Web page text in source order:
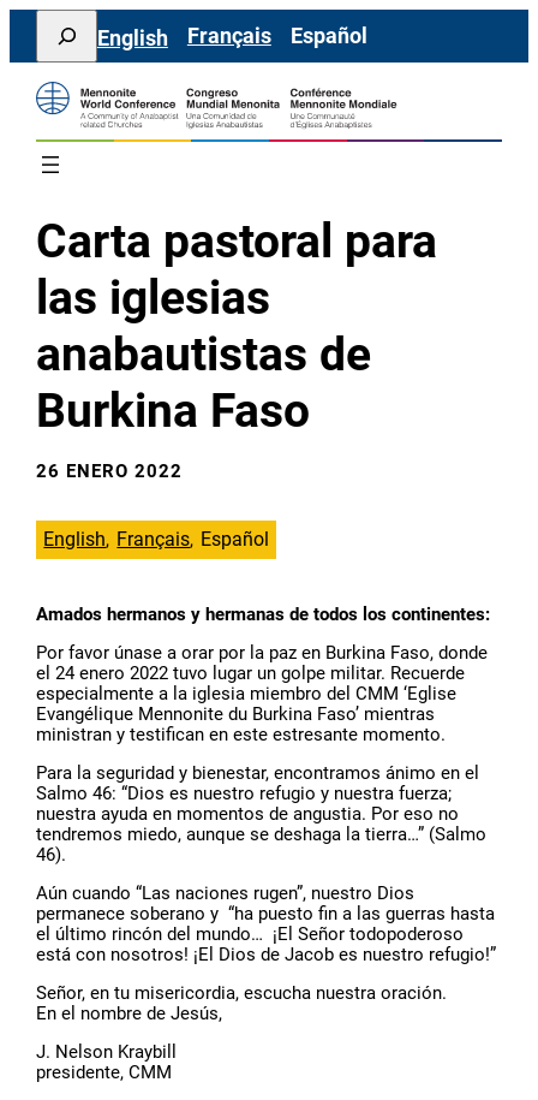
Saltar
contenido
Search
English Français Español
Carta pastoral para
las iglesias
anabautistas de
Burkina Faso
26 ENERO 2022
English Français Español
Amados hermanos y hermanas de todos los continentes:
Por favor únase a orar por la paz en Burkina Faso, donde
el 24 enero 2022 tuvo lugar un golpe militar. Recuerde
especialmente a la iglesia miembro del CMM ‘Eglise
Evangélique Mennonite du Burkina Faso’ mientras
ministran y testifican en este estresante momento.
Para la seguridad y bienestar, encontramos ánimo en el
Salmo 46: “Dios es nuestro refugio y nuestra fuerza;
nuestra ayuda en momentos de angustia. Por eso no
tendremos miedo, aunque se deshaga la tierra…” (Salmo
46).
Aún cuando “Las naciones rugen”, nuestro Dios
permanece soberano y “ha puesto fin a las guerras hasta
el último rincón del mundo… ¡El Señor todopoderoso
está con nosotros! ¡El Dios de Jacob es nuestro refugio!”
Señor, en tu misericordia, escucha nuestra oración.
En el nombre de Jesús,
J. Nelson Kraybill
presidente, CMM